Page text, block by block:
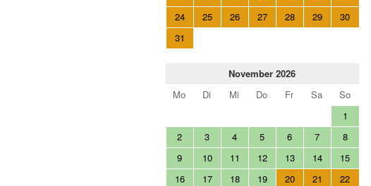
24
25 26 27 28 29
30
31
November 2026
Mo
Di Mi Do Fr Sa
So
1
2
3 4 5 6 7
8
9
10 11 12 13 14
15
16
17 18 19 20 21
22